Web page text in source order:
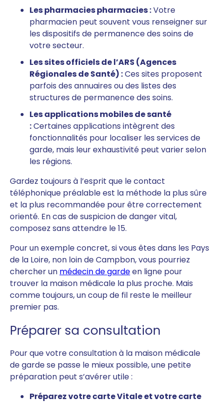
Les pharmacies pharmacies :Votre
pharmacien peut souvent vous renseigner sur
les dispositifs de permanence des soins de
votre secteur.
Les sites officiels de l’ARS (Agences
Régionales de Santé) :Ces sites proposent
parfois des annuaires ou des listes des
structures de permanence des soins.
Les applications mobiles de santé
:Certaines applications intègrent des
fonctionnalités pour localiser les services de
garde, mais leur exhaustivité peut varier selon
les régions.
Gardez toujours à l’esprit que le contact
téléphonique préalable est la méthode la plus sûre
et la plus recommandée pour être correctement
orienté. En cas de suspicion de danger vital,
composez sans attendre le 15.
Pour un exemple concret, si vous êtes dans les Pays
de la Loire, non loin de Campbon, vous pourriez
chercher un médecin de gardeen ligne pour
trouver la maison médicale la plus proche. Mais
comme toujours, un coup de fil reste le meilleur
premier pas.
Préparer sa consultation
Pour que votre consultation à la maison médicale
de garde se passe le mieux possible, une petite
préparation peut s’avérer utile :
Préparez votre carte Vitale et votre carte